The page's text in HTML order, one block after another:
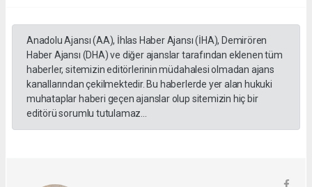
Anadolu Ajansı (AA), İhlas Haber Ajansı (İHA), Demirören
Haber Ajansı (DHA) ve diğer ajanslar tarafından eklenen tüm
haberler, sitemizin editörlerinin müdahalesi olmadan ajans
kanallarından çekilmektedir. Bu haberlerde yer alan hukuki
muhataplar haberi geçen ajanslar olup sitemizin hiç bir
editörü sorumlu tutulamaz...